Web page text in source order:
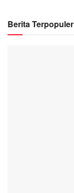
Berita Terpopuler